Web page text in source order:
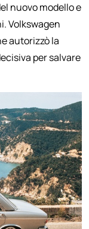
nuovo modello e
Volkswagen
autorizzò la
per salvare